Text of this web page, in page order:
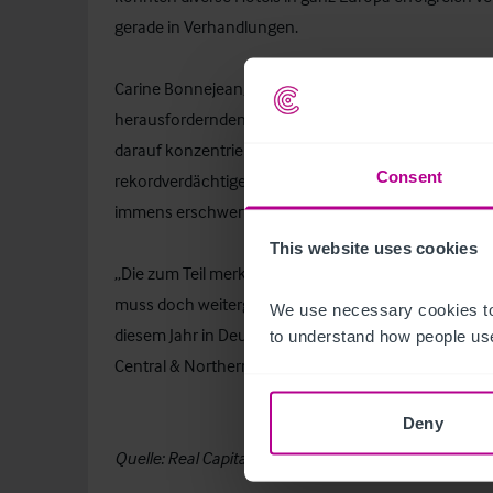
Consent
This website uses cookies
We use necessary cookies
to understand how people
Deny
gerade in Verhandlungen.
Carine Bonnejean, Managing Director – Hotels bei
herausfordernden Jahres für den
darauf konzentriert, Abschlüsse für unsere Kunden
rekordverdächtigen Kapitalaufnahmen wurden
immens erschwert, aber seit Anfang des Jahres
„Die zum Teil merkbare Zurückhaltung mancher
muss doch weitergehen-Mentalität“ zu weichen.
diesem Jahr in Deutschland und Österreich aus“
Central & Northern Europe bei Christie & Co.
Quelle: Real Capital Analyticswww.rcanalytics.com,